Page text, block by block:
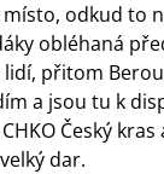
místo, odkud to
obléhaná
přitom
a jsou tu k
Český
dar.